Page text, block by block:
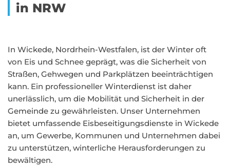
in NRW
In Wickede, Nordrhein-Westfalen, ist der Winter oft
von Eis und Schnee geprägt, was die Sicherheit von
Straßen, Gehwegen und Parkplätzen beeinträchtigen
kann. Ein professioneller Winterdienst ist daher
unerlässlich, um die Mobilität und Sicherheit in der
Gemeinde zu gewährleisten. Unser Unternehmen
bietet umfassende Eisbeseitigungsdienste in Wickede
an, um Gewerbe, Kommunen und Unternehmen dabei
zu unterstützen, winterliche Herausforderungen zu
bewältigen.